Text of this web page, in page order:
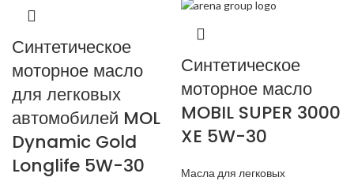
Синтетическое
моторное масло
для легковых
автомобилей MOL
Dynamic Gold
Longlife 5W-30
Синтетическое
моторное масло
MOBIL SUPER 3000
XE 5W-30
Масла для легковых